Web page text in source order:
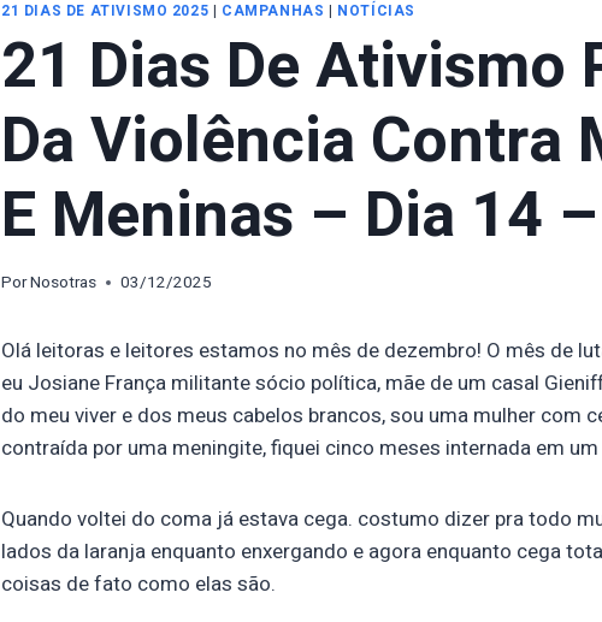
21 DIAS DE ATIVISMO 2025 | CAMPANHAS | NOTÍCIAS
21 Dias De Ativismo
Da Violência Contra
E Meninas – Dia 14
PorNosotras 03/12/2025
Olá leitoras e leitores estamos no mês de dezembro! O mês de
eu Josiane França militante sócio política, mãe de um casal
do meu viver e dos meus cabelos brancos, sou uma mulher com
contraída por uma meningite, fiquei cinco meses internada em
Quando voltei do coma já estava cega. costumo dizer pra todo
lados da laranja enquanto enxergando e agora enquanto cega
coisas de fato como elas são.